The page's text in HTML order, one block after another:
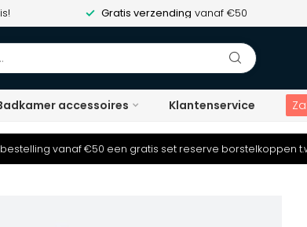
Gratis verzending vanaf €50
accessoires Klantenservice
vanaf €50 een gratis set reserve borstelkoppen